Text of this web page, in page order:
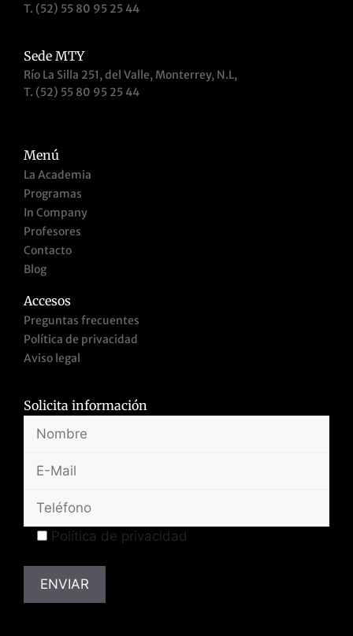
T. (52) 55 80 95 25 44
Sede MTY
Río La Silla 251, del Valle, Monterrey, N.L,
T. (52) 55 80 95 25 44
Menú
La Academia
Programas
In Company
Profesores
Contacto
Blog
Accesos
Preguntas frecuentes
Política de privacidad
Aviso legal
Solicita información
Política de privacidad